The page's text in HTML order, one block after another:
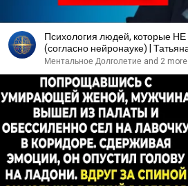
Психология людей, которые НЕ
(согласно нейронауке) |
Ментальное Долголетие and 2 more